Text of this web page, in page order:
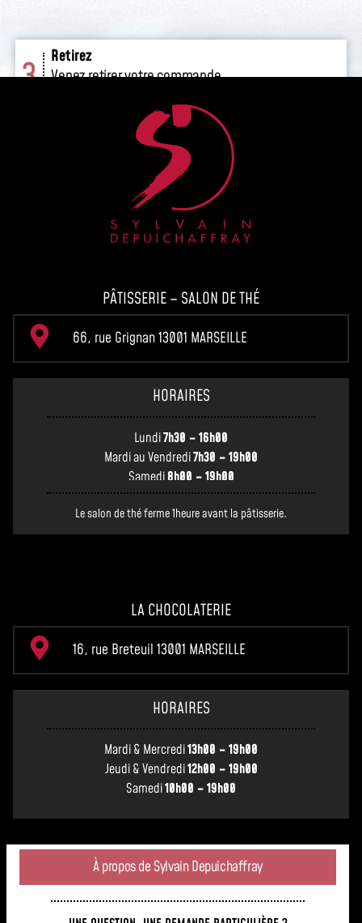
PÂTISSERIE – SALON DE THÉ
66, rue Grignan 13001 MARSEILLE
HORAIRES
Lundi7h30 – 16h00
Mardi au Vendredi7h30 – 19h00
Samedi8h00 – 19h00
Le salon de thé ferme 1heure avant la pâtisserie.
LA CHOCOLATERIE
16, rue Breteuil 13001 MARSEILLE
HORAIRES
Mardi & Mercredi13h00 – 19h00
Jeudi & Vendredi12h00 – 19h00
Samedi10h00 – 19h00
À propos de Sylvain Depuichaffray